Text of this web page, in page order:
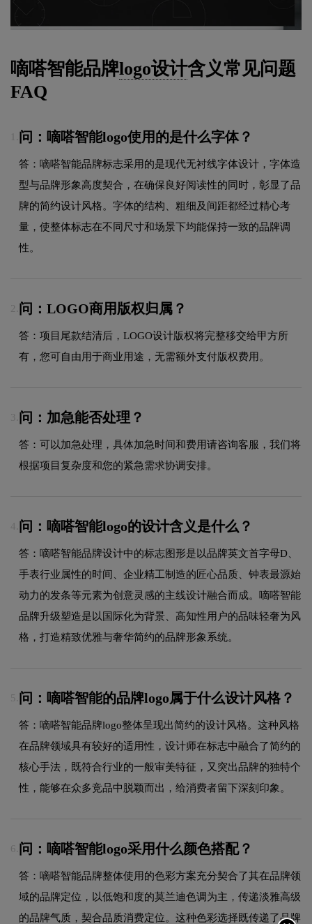
嘀嗒智能品牌logo设计含义常见问题
FAQ
问：嘀嗒智能logo使用的是什么字体？
答：嘀嗒智能品牌标志采用的是现代无衬线字体设计，字体造
型与品牌形象高度契合，在确保良好阅读性的同时，彰显了品
牌的简约设计风格。字体的结构、粗细及间距都经过精心考
量，使整体标志在不同尺寸和场景下均能保持一致的品牌调
性。
2. 问：LOGO商用版权归属？
答：项目尾款结清后，LOGO设计版权将完整移交给甲方所
有，您可自由用于商业用途，无需额外支付版权费用。
3. 问：加急能否处理？
答：可以加急处理，具体加急时间和费用请咨询客服，我们将
根据项目复杂度和您的紧急需求协调安排。
4. 问：嘀嗒智能logo的设计含义是什么？
答：嘀嗒智能品牌设计中的标志图形是以品牌英文首字母D、
手表行业属性的时间、企业精工制造的匠心品质、钟表最源始
动力的发条等元素为创意灵感的主线设计融合而成。嘀嗒智能
品牌升级塑造是以国际化为背景、高知性用户的品味轻奢为风
格，打造精致优雅与奢华简约的品牌形象系统。
5. 问：嘀嗒智能的品牌logo属于什么设计风格？
答：嘀嗒智能品牌logo整体呈现出简约的设计风格。这种风格
在品牌领域具有较好的适用性，设计师在标志中融合了简约的
核心手法，既符合行业的一般审美特征，又突出品牌的独特个
性，能够在众多竞品中脱颖而出，给消费者留下深刻印象。
6. 问：嘀嗒智能logo采用什么颜色搭配？
答：嘀嗒智能品牌整体使用的色彩方案充分契合了其在品牌领
域的品牌定位，以低饱和度的莫兰迪色调为主，传递淡雅高级
的品牌气质，契合品质消费定位。这种色彩选择既传递了品牌